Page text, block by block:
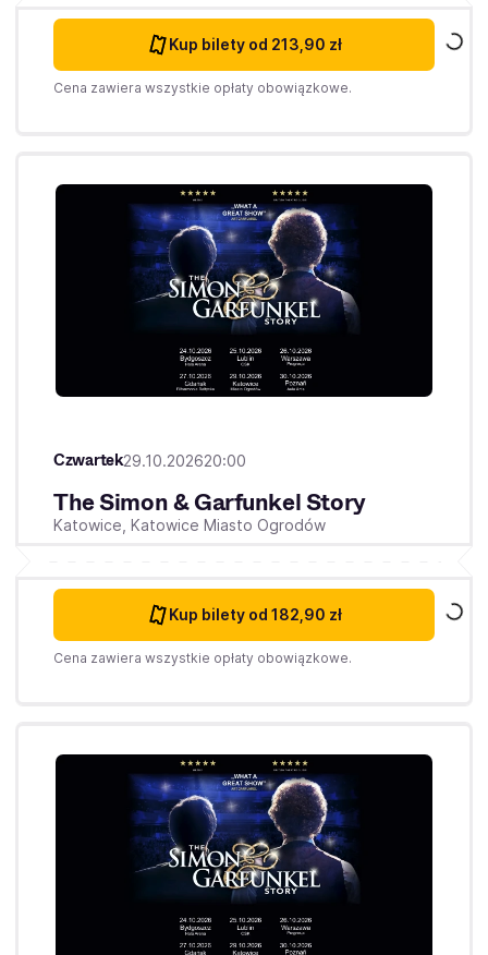
Kup bilety od 213,90 zł
Cena zawiera wszystkie opłaty obowiązkowe.
Czwartek29.10.202620:00
The Simon & Garfunkel Story
Katowice, Katowice Miasto Ogrodów
Kup bilety od 182,90 zł
Cena zawiera wszystkie opłaty obowiązkowe.